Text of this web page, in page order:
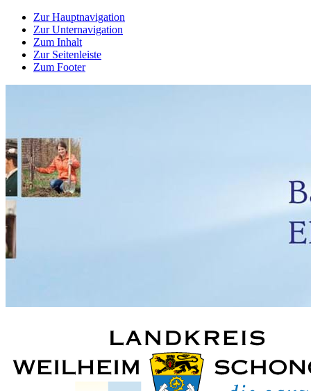
Zur Hauptnavigation
Zur Unternavigation
Zum Inhalt
Zur Seitenleiste
Zum Footer